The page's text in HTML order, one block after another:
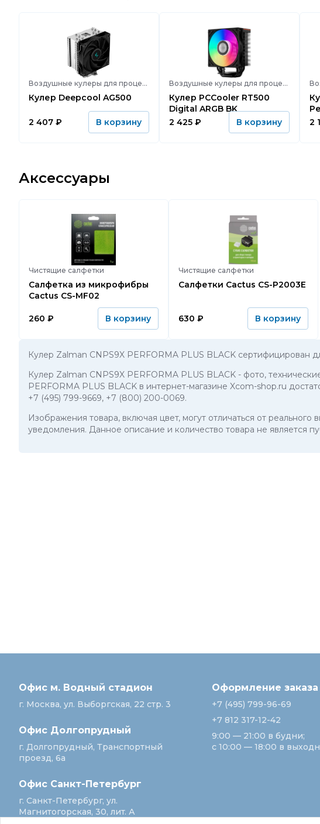
Воздушные кулеры для процессора
Кулер Deepcool AG500
2 407 ₽ В корзину
Воздушные кулеры для процессора
Кулер PCCooler RT500
Digital ARGB BK
2 425 ₽ В корзину
Кулер
2
Аксессуары
Чистящие салфетки
Салфетка из микрофибры
Cactus CS-MF02
260 ₽ В корзину
Чистящие салфетки
Салфетки Cactus CS-P2003E
630 ₽ В корзину
Кулер Zalman CNPS9X PERFORMA PLUS BLACK сертифицирован
Кулер Zalman CNPS9X PERFORMA PLUS BLACK - фото,
PERFORMA PLUS BLACK в интернет-магазине Xcom-shop.ru
+7 (495) 799-9669, +7 (800) 200-0069.
Изображения товара, включая цвет, могут отличаться от
уведомления. Данное описание и количество товара не является
Офис м. Водный стадион
г. Москва, ул. Выборгская, 22 стр. 3
Офис Долгопрудный
г. Долгопрудный, Транспортный
проезд, 6а
Офис Санкт‑Петербург
г. Санкт‑Петербург, ул.
Магнитогорская, 30, лит. А
Оформление заказа
+7 (495) 799-96-69
+7 812 317-12-42
9:00 — 21:00 в будни;
с 10:00 — 18:00 в